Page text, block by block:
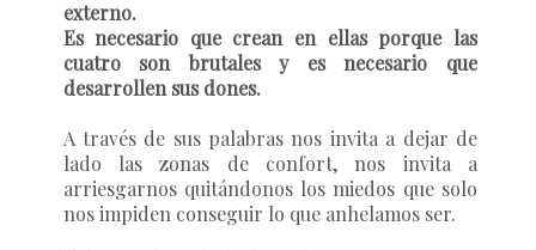
externo.
Es necesario que crean en ellas porque las
cuatro son brutales y es necesario que
desarrollen sus dones.
A través de sus palabras nos invita a dejar de
lado las zonas de confort, nos invita a
arriesgarnos quitándonos los miedos que solo
nos impiden conseguir lo que anhelamos ser.